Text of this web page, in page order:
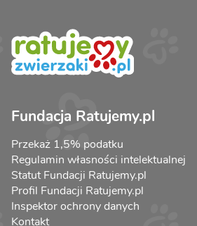
Fundacja Ratujemy.pl
Przekaż 1,5% podatku
Regulamin własności intelektualnej
Statut Fundacji Ratujemy.pl
Profil Fundacji Ratujemy.pl
Inspektor ochrony danych
Kontakt